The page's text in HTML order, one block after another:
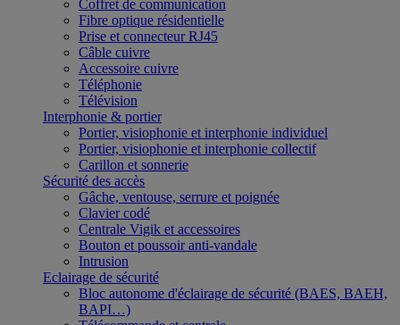
Coffret de communication
Fibre optique résidentielle
Prise et connecteur RJ45
Câble cuivre
Accessoire cuivre
Téléphonie
Télévision
Interphonie & portier
Portier, visiophonie et interphonie individuel
Portier, visiophonie et interphonie collectif
Carillon et sonnerie
Sécurité des accès
Gâche, ventouse, serrure et poignée
Clavier codé
Centrale Vigik et accessoires
Bouton et poussoir anti-vandale
Intrusion
Eclairage de sécurité
Bloc autonome d'éclairage de sécurité (BAES, BAEH,
BAPI…)